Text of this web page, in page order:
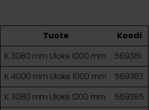
Tuote
Koodi
K 3080 mm Uloke 1000 mm
569381
K 4000 mm Uloke 1000 mm
569383
K 3080 mm Uloke 1200 mm
569385